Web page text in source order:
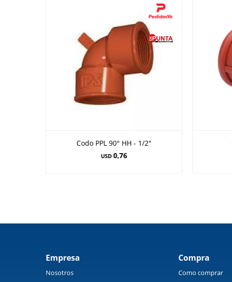
Codo PPL 90° HH - 1/2"
USD 0,76
Empresa
Nosotros
Compra
Como comprar